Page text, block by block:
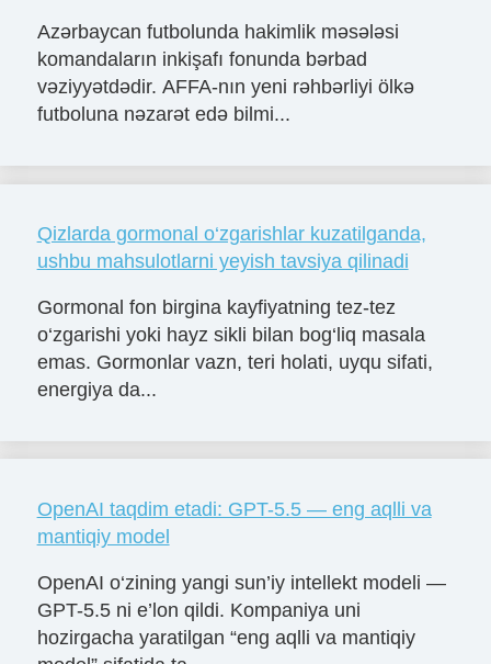
Azərbaycan futbolunda hakimlik məsələsi
komandaların inkişafı fonunda bərbad
vəziyyətdədir. AFFA-nın yeni rəhbərliyi ölkə
futboluna nəzarət edə bilmi...
Qizlarda gormonal o‘zgarishlar kuzatilganda,
ushbu mahsulotlarni yeyish tavsiya qilinadi
Gormonal fon birgina kayfiyatning tez-tez
o‘zgarishi yoki hayz sikli bilan bog‘liq masala
emas. Gormonlar vazn, teri holati, uyqu sifati,
energiya da...
OpenAI taqdim etadi: GPT-5.5 — eng aqlli va
mantiqiy model
OpenAI o‘zining yangi sun’iy intellekt modeli —
GPT-5.5 ni e’lon qildi. Kompaniya uni
hozirgacha yaratilgan “eng aqlli va mantiqiy